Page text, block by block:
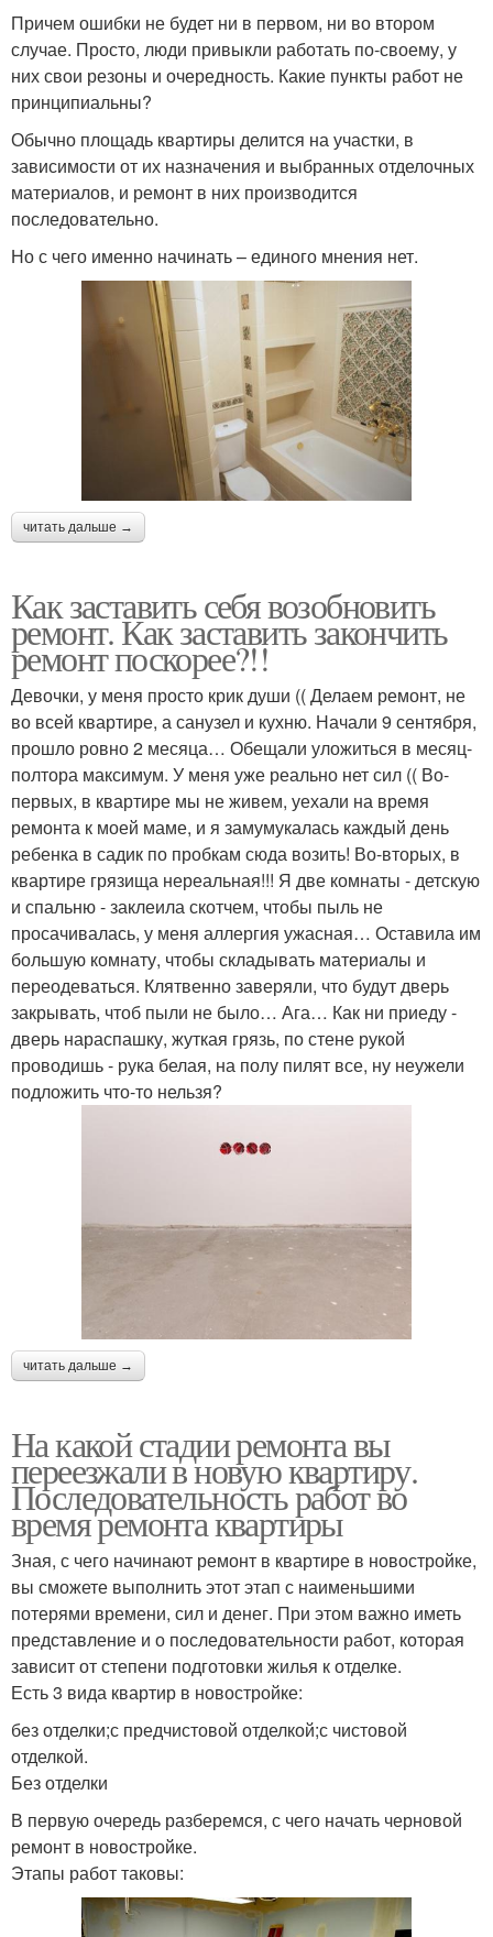
Причем ошибки не будет ни в первом, ни во втором
случае. Просто, люди привыкли работать по-своему, у
них свои резоны и очередность. Какие пункты работ не
принципиальны?
Обычно площадь квартиры делится на участки, в
зависимости от их назначения и выбранных отделочных
материалов, и ремонт в них производится
последовательно.
Но с чего именно начинать – единого мнения нет.
читать дальше →
Как заставить себя возобновить
ремонт. Как заставить закончить
ремонт поскорее?!!
Девочки, у меня просто крик души (( Делаем ремонт, не
во всей квартире, а санузел и кухню. Начали 9 сентября,
прошло ровно 2 месяца… Обещали уложиться в месяц-
полтора максимум. У меня уже реально нет сил (( Во-
первых, в квартире мы не живем, уехали на время
ремонта к моей маме, и я замумукалась каждый день
ребенка в садик по пробкам сюда возить! Во-вторых, в
квартире грязища нереальная!!! Я две комнаты - детскую
и спальню - заклеила скотчем, чтобы пыль не
просачивалась, у меня аллергия ужасная… Оставила им
большую комнату, чтобы складывать материалы и
переодеваться. Клятвенно заверяли, что будут дверь
закрывать, чтоб пыли не было… Ага… Как ни приеду -
дверь нараспашку, жуткая грязь, по стене рукой
проводишь - рука белая, на полу пилят все, ну неужели
подложить что-то нельзя?
читать дальше →
На какой стадии ремонта вы
переезжали в новую квартиру.
Последовательность работ во
время ремонта квартиры
Зная, с чего начинают ремонт в квартире в новостройке,
вы сможете выполнить этот этап с наименьшими
потерями времени, сил и денег. При этом важно иметь
представление и о последовательности работ, которая
зависит от степени подготовки жилья к отделке.
Есть 3 вида квартир в новостройке:
без отделки;с предчистовой отделкой;с чистовой
отделкой.
Без отделки
В первую очередь разберемся, с чего начать черновой
ремонт в новостройке.
Этапы работ таковы: